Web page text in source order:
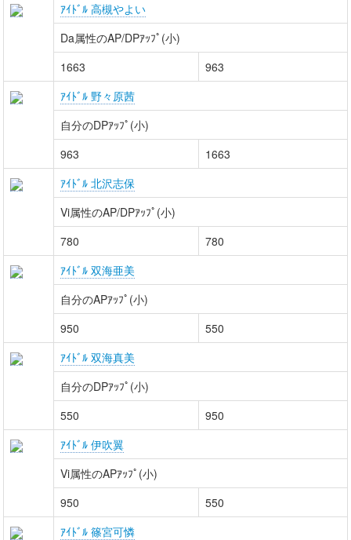
ｱｲﾄﾞﾙ 高槻やよい
Da属性のAP/DPｱｯﾌﾟ(小)
1663
963
ｱｲﾄﾞﾙ 野々原茜
自分のDPｱｯﾌﾟ(小)
963
1663
ｱｲﾄﾞﾙ 北沢志保
Vi属性のAP/DPｱｯﾌﾟ(小)
780
780
ｱｲﾄﾞﾙ 双海亜美
自分のAPｱｯﾌﾟ(小)
950
550
ｱｲﾄﾞﾙ 双海真美
自分のDPｱｯﾌﾟ(小)
550
950
ｱｲﾄﾞﾙ 伊吹翼
Vi属性のAPｱｯﾌﾟ(小)
950
550
ｱｲﾄﾞﾙ 篠宮可憐